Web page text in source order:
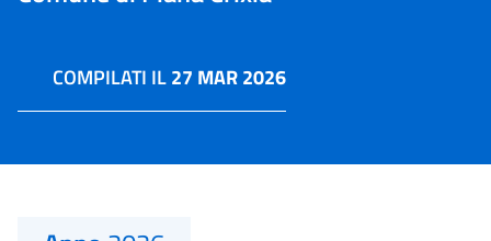
COMPILATI IL27 MAR 2026